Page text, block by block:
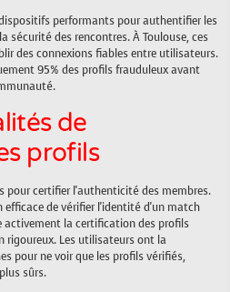
performants pour authentifier les
sécurité des rencontres. À Toulouse, ces
des connexions fiables entre utilisateurs.
95% des profils frauduleux avant
de
profils
pour certifier l'authenticité des membres.
efficace de vérifier l'identité d'un match
activement la certification des profils
rigoureux. Les utilisateurs ont la
pour ne voir que les profils vérifiés,
sûrs.